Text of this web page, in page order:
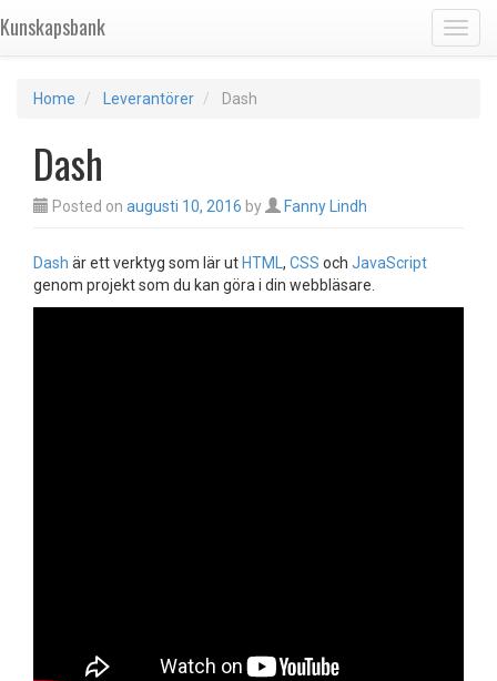
Kunskapsbank
Home Leverantörer Dash
Dash
Posted on augusti 10, 2016 by Fanny Lindh
Dash är ett verktyg som lär ut HTML , CSS och JavaScript
genom projekt som du kan göra i din webbläsare.